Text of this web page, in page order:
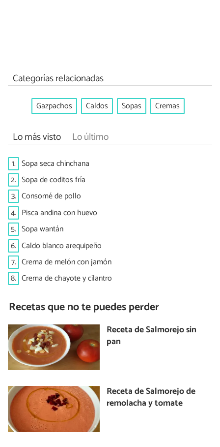
Categorías relacionadas
Gazpachos Caldos Sopas Cremas
Lo más visto Lo último
1. Sopa seca chinchana
2. Sopa de coditos fría
3. Consomé de pollo
4. Pisca andina con huevo
5. Sopa wantán
6. Caldo blanco arequipeño
7. Crema de melón con jamón
8. Crema de chayote y cilantro
Recetas que no te puedes perder
Receta de Salmorejo sin
pan
Receta de Salmorejo de
remolacha y tomate